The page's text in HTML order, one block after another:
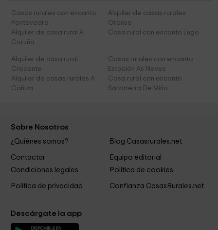
Casas rurales con encanto
Pontevedra
Alquiler de casas rurales
Orense
Alquiler de casa rural A
Coruña
Casa rural con encanto Lugo
Alquiler de casa rural
Crecente
Casas rurales con encanto
Estación As Neves
Alquiler de casas rurales A
Cañiza
Casa rural con encanto
Salvaterra De Miño
Sobre Nosotros
¿Quiénes somos? Blog Casasrurales.net
Contactar
Equipo editorial
Condiciones legales
Política de cookies
Política de privacidad Confianza CasasRurales.net
Descárgate la app